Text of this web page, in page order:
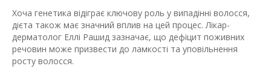
Хоча генетика відіграє ключову роль у випадінні волосся,
дієта також має значний вплив на цей процес. Лікар-
дерматолог Еллі Рашид зазначає, що дефіцит поживних
речовин може призвести до ламкості та уповільнення
росту волосся.